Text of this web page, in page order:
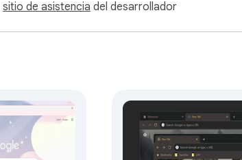
sitio de asistencia del desarrollador